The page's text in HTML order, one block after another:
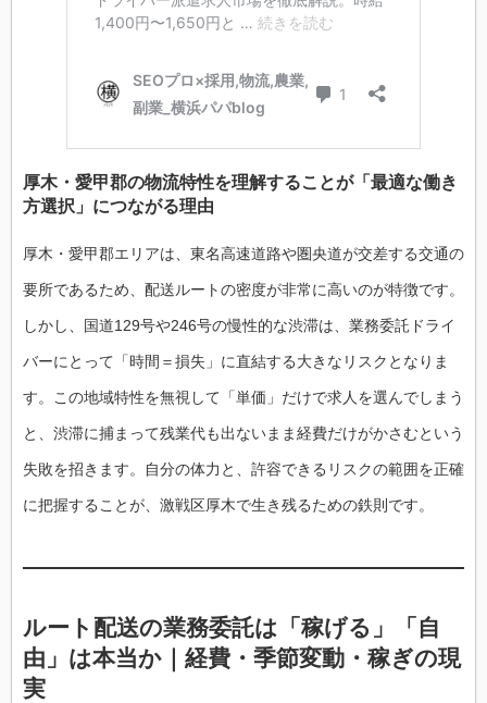
厚木・愛甲郡の物流特性を理解することが「最適な働き
方選択」につながる理由
厚木・愛甲郡エリアは、東名高速道路や圏央道が交差する交通の
要所であるため、配送ルートの密度が非常に高いのが特徴です。
しかし、国道129号や246号の慢性的な渋滞は、業務委託ドライ
バーにとって「時間＝損失」に直結する大きなリスクとなりま
す。この地域特性を無視して「単価」だけで求人を選んでしまう
と、渋滞に捕まって残業代も出ないまま経費だけがかさむという
失敗を招きます。自分の体力と、許容できるリスクの範囲を正確
に把握することが、激戦区厚木で生き残るための鉄則です。
ルート配送の業務委託は「稼げる」「自
由」は本当か｜経費・季節変動・稼ぎの現
実